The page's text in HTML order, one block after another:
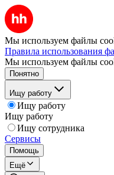
Мы используем файлы
Правила использования
Мы используем файлы
Понятно
Ищу работу
Ищу работу
Ищу работу
Ищу сотрудника
Сервисы
Помощь
Ещё